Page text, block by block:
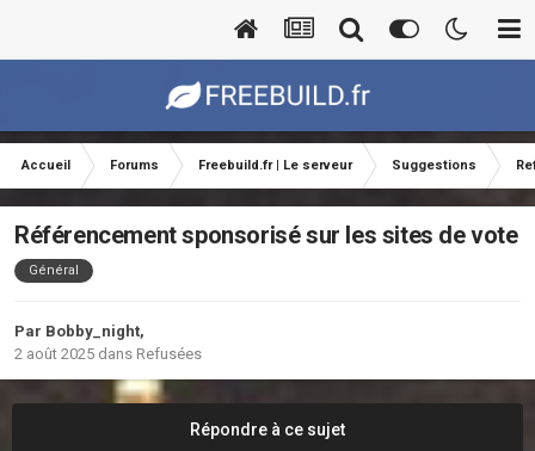
Accueil Forums Freebuild.fr | Le serveur Suggestions
Référencement sponsorisé sur les sites de vote
Général
Par Bobby_night,
2 août 2025 dans Refusées
Répondre à ce sujet